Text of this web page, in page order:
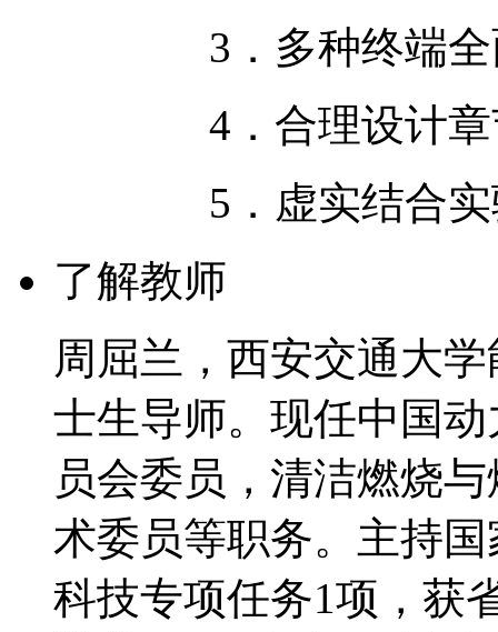
3．多种终端全面
4．合理设计章节
5．虚实结合实验
了解教师
周屈兰，西安交通大
士生导师。现任中国
员会委员，清洁燃烧
术委员等职务。主持
科技专项任务1项，获